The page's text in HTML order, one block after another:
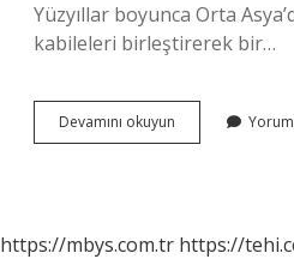
Yüzyıllar boyunca Orta
kabileleri birleştirerek bir…
Devamını okuyun Cücenler
Moğol
https://mbys.com.tr https://